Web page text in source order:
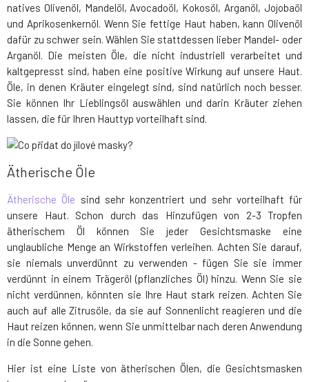
natives Olivenöl, Mandelöl, Avocadoöl, Kokosöl, Arganöl, Jojobaöl
und Aprikosenkernöl. Wenn Sie fettige Haut haben, kann Olivenöl
dafür zu schwer sein. Wählen Sie stattdessen lieber Mandel- oder
Arganöl. Die meisten Öle, die nicht industriell verarbeitet und
kaltgepresst sind, haben eine positive Wirkung auf unsere Haut.
Öle, in denen Kräuter eingelegt sind, sind natürlich noch besser.
Sie können Ihr Lieblingsöl auswählen und darin Kräuter ziehen
lassen, die für Ihren Hauttyp vorteilhaft sind.
Ätherische Öle
Ätherische Öle sind sehr konzentriert und sehr vorteilhaft für
unsere Haut. Schon durch das Hinzufügen von 2-3 Tropfen
ätherischem Öl können Sie jeder Gesichtsmaske eine
unglaubliche Menge an Wirkstoffen verleihen. Achten Sie darauf,
sie niemals unverdünnt zu verwenden - fügen Sie sie immer
verdünnt in einem Trägeröl (pflanzliches Öl) hinzu. Wenn Sie sie
nicht verdünnen, könnten sie Ihre Haut stark reizen. Achten Sie
auch auf alle Zitrusöle, da sie auf Sonnenlicht reagieren und die
Haut reizen können, wenn Sie unmittelbar nach deren Anwendung
in die Sonne gehen.
Hier ist eine Liste von ätherischen Ölen, die Gesichtsmasken